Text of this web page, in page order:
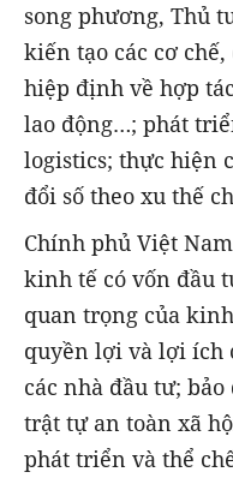
song phương, Thủ
kiến tạo các cơ
hiệp định về hợp
lao động…; phát
logistics; thực hiện
đổi số theo xu thế
Chính phủ Việt
kinh tế có vốn đầu
quan trọng của
quyền lợi và lợi ích
các nhà đầu tư;
trật tự an toàn xã
phát triển và thể